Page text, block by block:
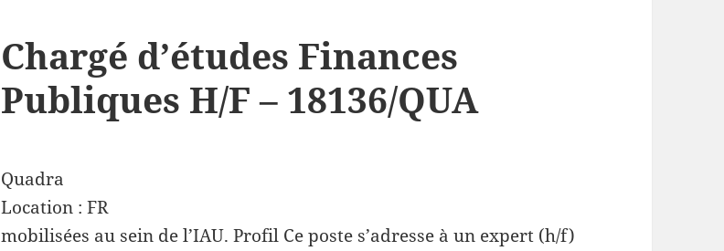
Chargé d’études Finances
Publiques H/F – 18136/QUA
Quadra
Location :FR
mobilisées au sein de l’IAU. Profil Ce poste s’adresse à un expert (h/f)